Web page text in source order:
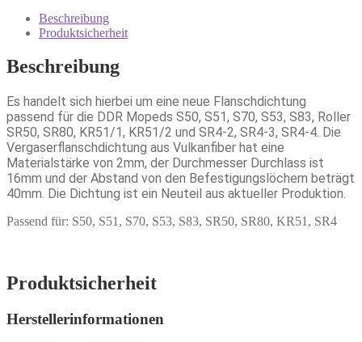
Beschreibung
Produktsicherheit
Beschreibung
Es handelt sich hierbei um eine neue Flanschdichtung
passend für die DDR Mopeds S50, S51, S70, S53, S83, Roller
SR50, SR80, KR51/1, KR51/2 und SR4-2, SR4-3, SR4-4. Die
Vergaserflanschdichtung aus Vulkanfiber hat eine
Materialstärke von 2mm, der Durchmesser Durchlass ist
16mm und der Abstand von den Befestigungslöchern beträgt
40mm. Die Dichtung ist ein Neuteil aus aktueller Produktion.
Passend für: S50, S51, S70, S53, S83, SR50, SR80, KR51, SR4
Produktsicherheit
Herstellerinformationen